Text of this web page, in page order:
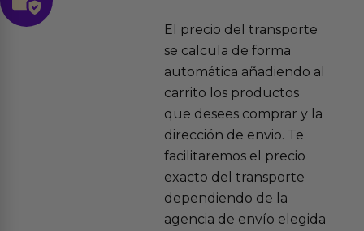
El precio del transporte
se calcula de forma
automática añadiendo al
carrito los productos
que desees comprar y la
dirección de envio. Te
facilitaremos el precio
exacto del transporte
dependiendo de la
agencia de envío elegida